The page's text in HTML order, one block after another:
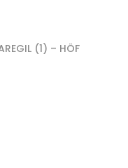
(1) – HÖF